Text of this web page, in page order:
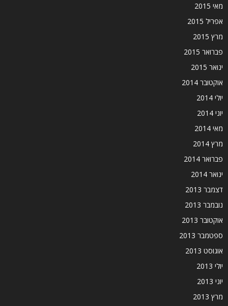
מאי 2015
אפריל 2015
מרץ 2015
פברואר 2015
ינואר 2015
אוקטובר 2014
יולי 2014
יוני 2014
מאי 2014
מרץ 2014
פברואר 2014
ינואר 2014
דצמבר 2013
נובמבר 2013
אוקטובר 2013
ספטמבר 2013
אוגוסט 2013
יולי 2013
יוני 2013
מרץ 2013